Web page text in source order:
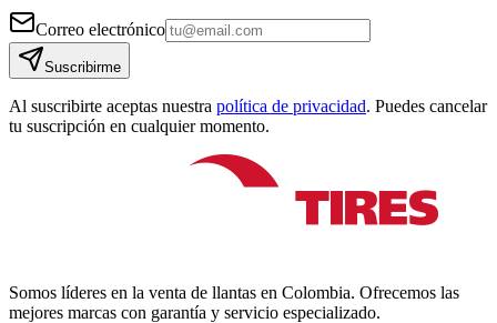
Correo electrónico
Suscribirme
Al suscribirte aceptas nuestra política de privacidad. Puedes cancelar
tu suscripción en cualquier momento.
Somos líderes en la venta de llantas en Colombia. Ofrecemos las
mejores marcas con garantía y servicio especializado.